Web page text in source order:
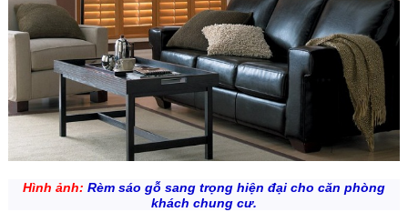
Hình ảnh: Rèm sáo gỗ sang trọng hiện đại cho căn phòng
khách chung cư.